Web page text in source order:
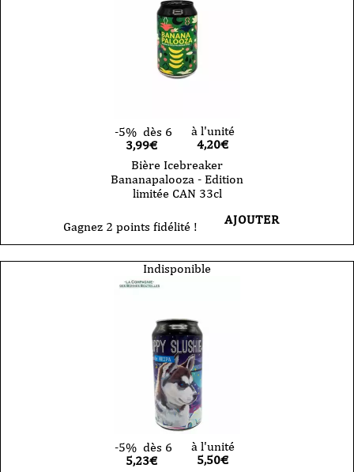
-5% dès 6
3,99€
à l'unité
4,20€
Bière Icebreaker
Bananapalooza - Edition
limitée CAN 33cl
Gagnez 2 points fidélité ! AJOUTER
Indisponible
-5% dès 6
5,23€
à l'unité
5,50€